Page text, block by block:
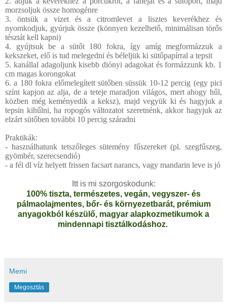
morzsoljuk össze homogénre
3. öntsük a vizet és a citromlevet a lisztes keverékhez és
nyomkodjuk, gyúrjuk össze (könnyen kezelhető, minimálisan törős
tésztát kell kapni)
4. gyújtsuk be a sütőt 180 fokra, így amíg megformázzuk a
kekszeket, elő is tud melegedni és béleljük ki sütőpapírral a tepsit
5. kanállal adagoljunk kisebb diónyi adagokat és formázzunk kb. 1
cm magas korongokat
6. a 180 fokra előmelegített sütőben süssük 10-12 percig (egy pici
színt kapjon az alja, de a teteje maradjon világos, mert ahogy hűl,
közben még keményedik a keksz), majd vegyük ki és hagyjuk a
tepsin kihűlni, ha ropogós változatot szeretnénk, akkor hagyjuk az
elzárt sütőben további 10 percig száradni
Praktikák:
- használhatunk tetszőleges sütemény fűszereket (pl. szegfűszeg,
gyömbér, szerecsendió)
- a fél dl víz helyett frissen facsart narancs, vagy mandarin leve is jó
Itt is mi szorgoskodunk:
100% tiszta, természetes, vegán, vegyszer- és
pálmaolajmentes, bőr- és környezetbarát, prémium
anyagokból készülő, magyar alapkozmetikumok a
mindennapi tisztálkodáshoz.
Memi
Megosztás